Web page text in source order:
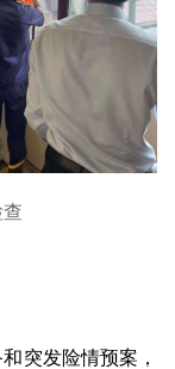
突发险情预案，